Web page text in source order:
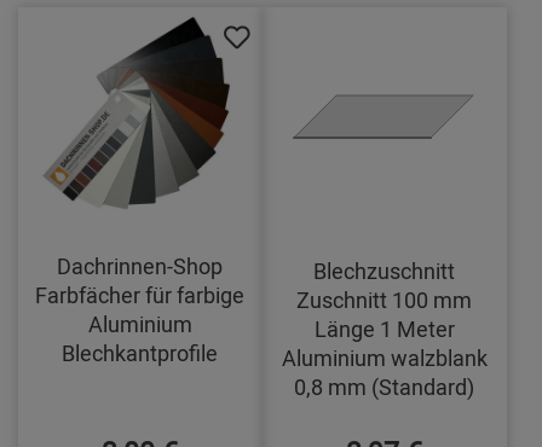
Dachrinnen-Shop
Farbfächer für farbige
Aluminium
Blechkantprofile
Blechzuschnitt
Zuschnitt 100 mm
Länge 1 Meter
Aluminium walzblank
0,8 mm (Standard)